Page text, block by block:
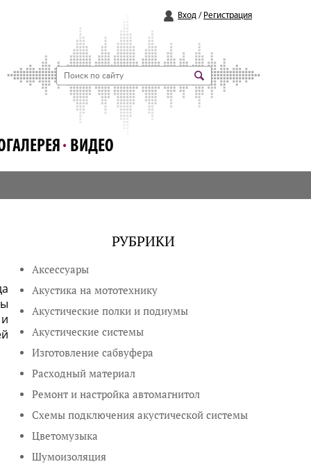
Вход / Регистрация
ВИДЕО
РУБРИКИ
Аксессуары
Акустика на мототехнику
Акустические полки и подиумы
Акустические системы
Изготовление сабвуфера
Расходный материал
Ремонт и настройка автомагнитол
Схемы подключения акустической системы
Цветомузыка
Шумоизоляция